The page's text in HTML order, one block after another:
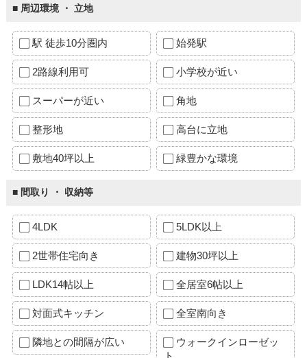
■ 周辺環境 ・ 立地
駅 徒歩10分圏内 始発駅
2路線利用可 小学校が近い
スーパーが近い 角地
整形地 高台に立地
敷地40坪以上 緑豊かな環境
■ 間取り ・ 収納等
4LDK 5LDK以上
2世帯住宅向き 建物30坪以上
LDK14帖以上 全居室6帖以上
対面式キッチン 全室南向き
隣地との間隔が広い
ウォークインローゼッ
ト